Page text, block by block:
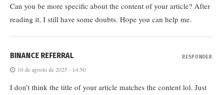
Can you be more specific about the content of your article? After
reading it, I still have some doubts. Hope you can help me.
BINANCE REFERRAL
10 de agosto de 2025 - 14:50
I don’t think the title of your article matches the content lol. Just
RESPONDER